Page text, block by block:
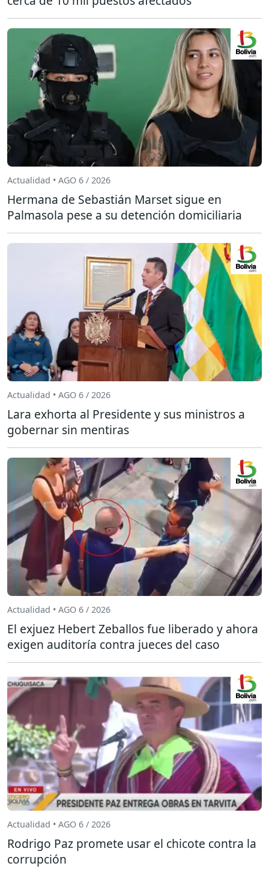
Actualidad • AGO 6 / 2026
Hermana de Sebastián Marset sigue en
Palmasola pese a su detención domiciliaria
Actualidad • AGO 6 / 2026
Lara exhorta al Presidente y sus ministros a
gobernar sin mentiras
Actualidad • AGO 6 / 2026
El exjuez Hebert Zeballos fue liberado y ahora
exigen auditoría contra jueces del caso
Actualidad • AGO 6 / 2026
Rodrigo Paz promete usar el chicote contra la
corrupción